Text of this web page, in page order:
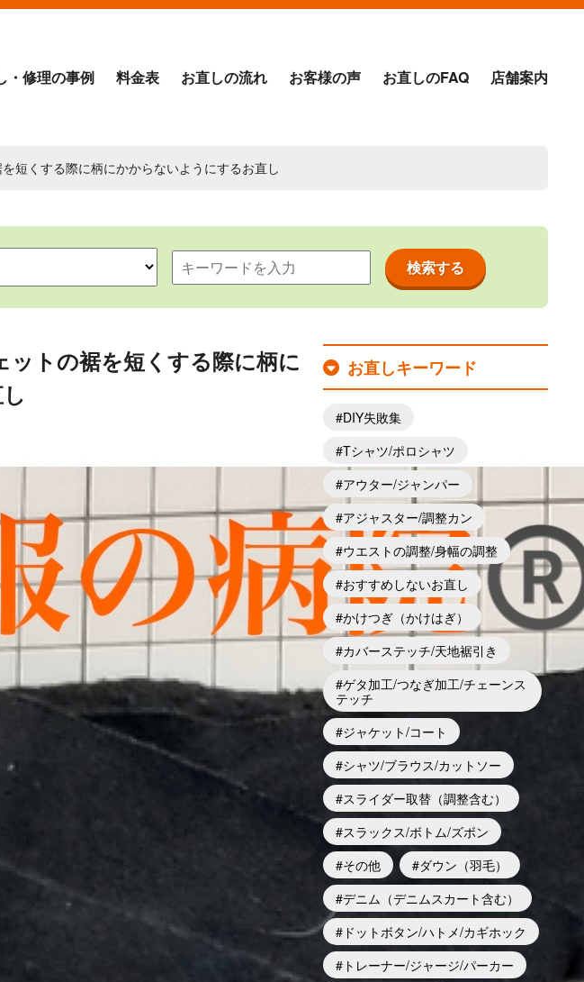
・修理の事例 料金表 お直しの流れ お客様の声 お直しのFAQ 店舗案内
短くする際に柄にかからないようにするお直し
ットの裾を短くする際に柄に
お直しキーワード
DIY失敗集
Tシャツ/ポロシャツ
アウター/ジャンパー
アジャスター/調整カン
ウエストの調整/身幅の調整
おすすめしないお直し
かけつぎ（かけはぎ）
カバーステッチ/天地裾引き
ゲタ加工/つなぎ加工/チェーンス
テッチ
ジャケット/コート
シャツ/ブラウス/カットソー
スライダー取替（調整含む）
スラックス/ボトム/ズボン
その他
ダウン（羽毛）
デニム（デニムスカート含む）
ドットボタン/ハトメ/カギホック
トレーナー/ジャージ/パーカー